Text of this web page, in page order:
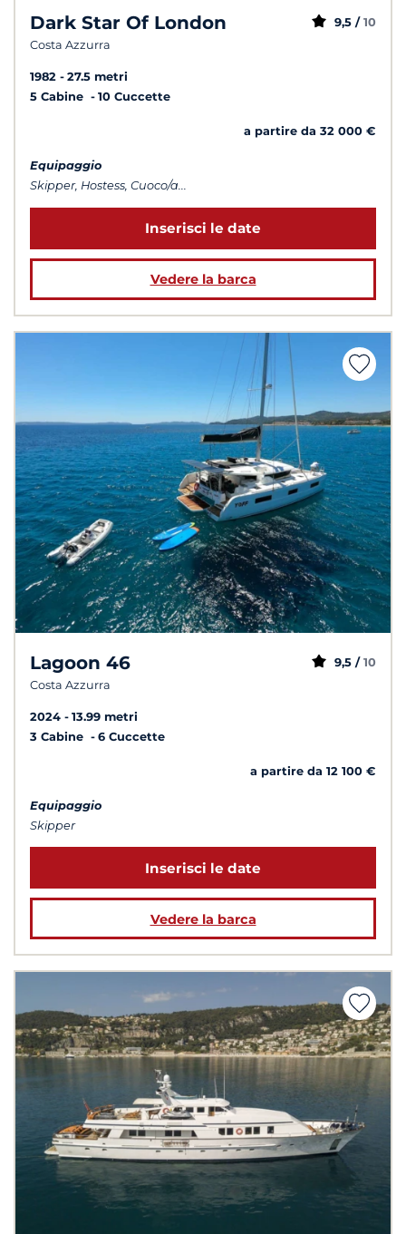
Dark Star Of London
Costa Azzurra
9,5 / 10
1982
27.5 metri
5 Cabine
10 Cuccette
a partire da 32 000 €
Equipaggio
Skipper, Hostess, Cuoco/a...
Inserisci le date
Vedere la barca
Lagoon 46
Costa Azzurra
9,5 / 10
2024
13.99 metri
3 Cabine
6 Cuccette
a partire da 12 100 €
Equipaggio
Skipper
Inserisci le date
Vedere la barca